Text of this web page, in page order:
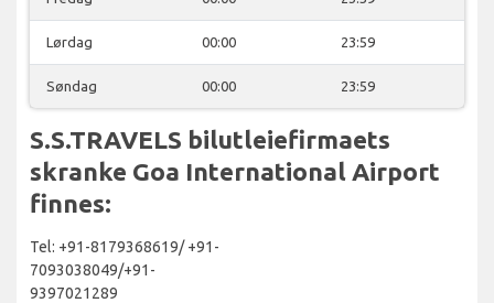
Lørdag 00:00 23:59
Søndag 00:00 23:59
S.S.TRAVELS bilutleiefirmaets
skranke Goa International Airport
finnes:
Tel: +91-8179368619/ +91-
7093038049/+91-
9397021289